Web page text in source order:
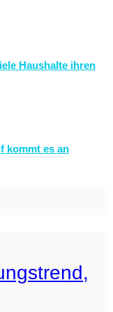
Haushalte ihren
kommt es an